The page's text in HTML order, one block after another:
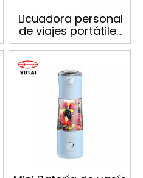
Licuadora personal
de viajes portátiles
multifuncionales